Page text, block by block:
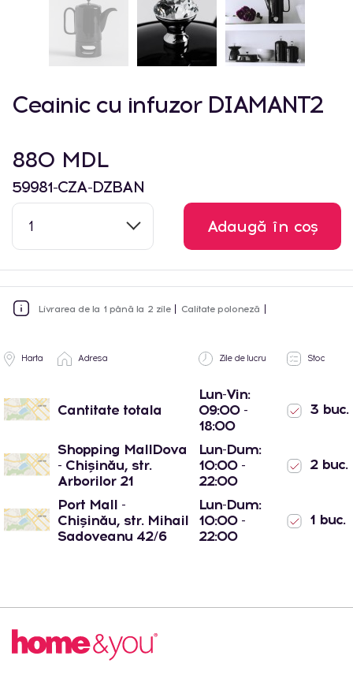
Ceainic cu infuzor DIAMANT2
880 MDL
59981-CZA-DZBAN
1 Adaugă în coș
Livrarea de la 1 până la 2 zile Calitate poloneză
Harta Adresa Zile de lucru Stoc
Cantitate totala
Lun-Vin:
09:00 -
18:00
3 buc.
Shopping MallDova
- Chișinău, str.
Arborilor 21
Lun-Dum:
10:00 -
22:00
2 buc.
Port Mall -
Chișinău, str. Mihail
Sadoveanu 42/6
Lun-Dum:
10:00 -
22:00
1 buc.
Ceainic cu infuzor DIAMANT2